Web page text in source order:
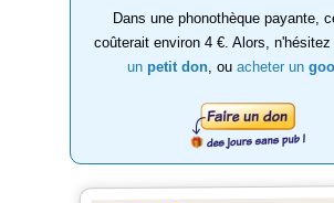
Dans une phonothèque payante,
coûterait environ 4 €. Alors,
un petit don , ou acheter un